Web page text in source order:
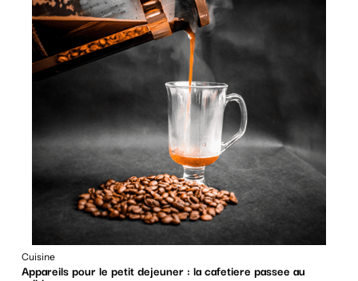
Cuisine
Appareils pour le petit dejeuner : la cafetiere passee au